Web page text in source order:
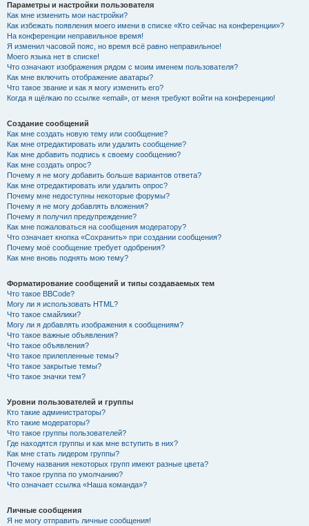
Параметры и настройки пользователя
Как мне изменить мои настройки?
Как избежать появления моего имени в списке «Кто сейчас на конференции»?
На конференции неправильное время!
Я изменил часовой пояс, но время всё равно неправильное!
Моего языка нет в списке!
Что означают изображения рядом с моим именем пользователя?
Как мне включить отображение аватары?
Что такое звание и как я могу изменить его?
Когда я щёлкаю по ссылке «email», от меня требуют войти на конференцию!
Создание сообщений
Как мне создать новую тему или сообщение?
Как мне отредактировать или удалить сообщение?
Как мне добавить подпись к своему сообщению?
Как мне создать опрос?
Почему я не могу добавить больше вариантов ответа?
Как мне отредактировать или удалить опрос?
Почему мне недоступны некоторые форумы?
Почему я не могу добавлять вложения?
Почему я получил предупреждение?
Как мне пожаловаться на сообщения модератору?
Что означает кнопка «Сохранить» при создании сообщения?
Почему моё сообщение требует одобрения?
Как мне вновь поднять мою тему?
Форматирование сообщений и типы создаваемых тем
Что такое BBCode?
Могу ли я использовать HTML?
Что такое смайлики?
Могу ли я добавлять изображения к сообщениям?
Что такое важные объявления?
Что такое объявления?
Что такое прилепленные темы?
Что такое закрытые темы?
Что такое значки тем?
Уровни пользователей и группы
Кто такие администраторы?
Кто такие модераторы?
Что такое группы пользователей?
Где находятся группы и как мне вступить в них?
Как мне стать лидером группы?
Почему названия некоторых групп имеют разные цвета?
Что такое группа по умолчанию?
Что означает ссылка «Наша команда»?
Личные сообщения
Я не могу отправить личные сообщения!